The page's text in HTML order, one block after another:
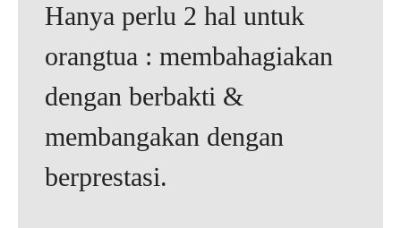
Hanya perlu 2 hal untuk
orangtua : membahagiakan
dengan berbakti &
membangakan dengan
berprestasi.